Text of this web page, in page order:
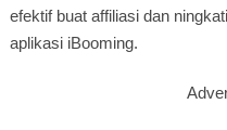
efektif buat affiliasi dan
aplikasi iBooming.